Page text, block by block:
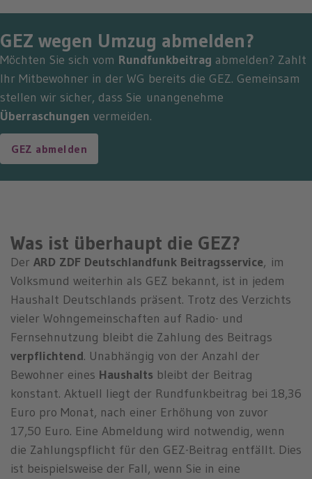
GEZ wegen Umzug abmelden?
Möchten Sie sich vom Rundfunkbeitrag abmelden? Zahlt
Ihr Mitbewohner in der WG bereits die GEZ. Gemeinsam
stellen wir sicher, dass Sie unangenehme
Überraschungen vermeiden.
GEZ abmelden
Was ist überhaupt die GEZ?
Der ARD ZDF Deutschlandfunk Beitragsservice, im
Volksmund weiterhin als GEZ bekannt, ist in jedem
Haushalt Deutschlands präsent. Trotz des Verzichts
vieler Wohngemeinschaften auf Radio- und
Fernsehnutzung bleibt die Zahlung des Beitrags
verpflichtend. Unabhängig von der Anzahl der
Bewohner eines Haushalts bleibt der Beitrag
konstant. Aktuell liegt der Rundfunkbeitrag bei 18,36
Euro pro Monat, nach einer Erhöhung von zuvor
17,50 Euro. Eine Abmeldung wird notwendig, wenn
die Zahlungspflicht für den GEZ-Beitrag entfällt. Dies
ist beispielsweise der Fall, wenn Sie in eine